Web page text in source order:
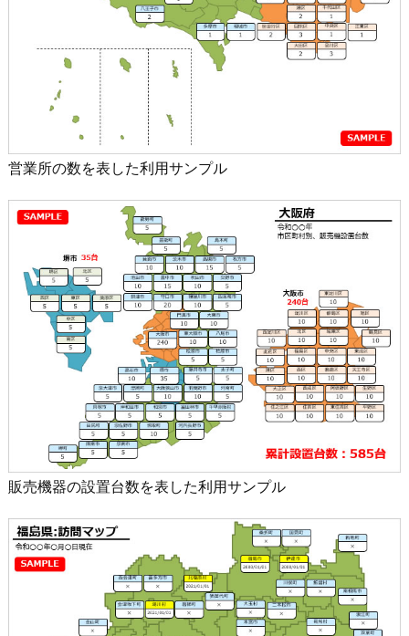
営業所の数を表した利用サンプル
販売機器の設置台数を表した利用サンプル